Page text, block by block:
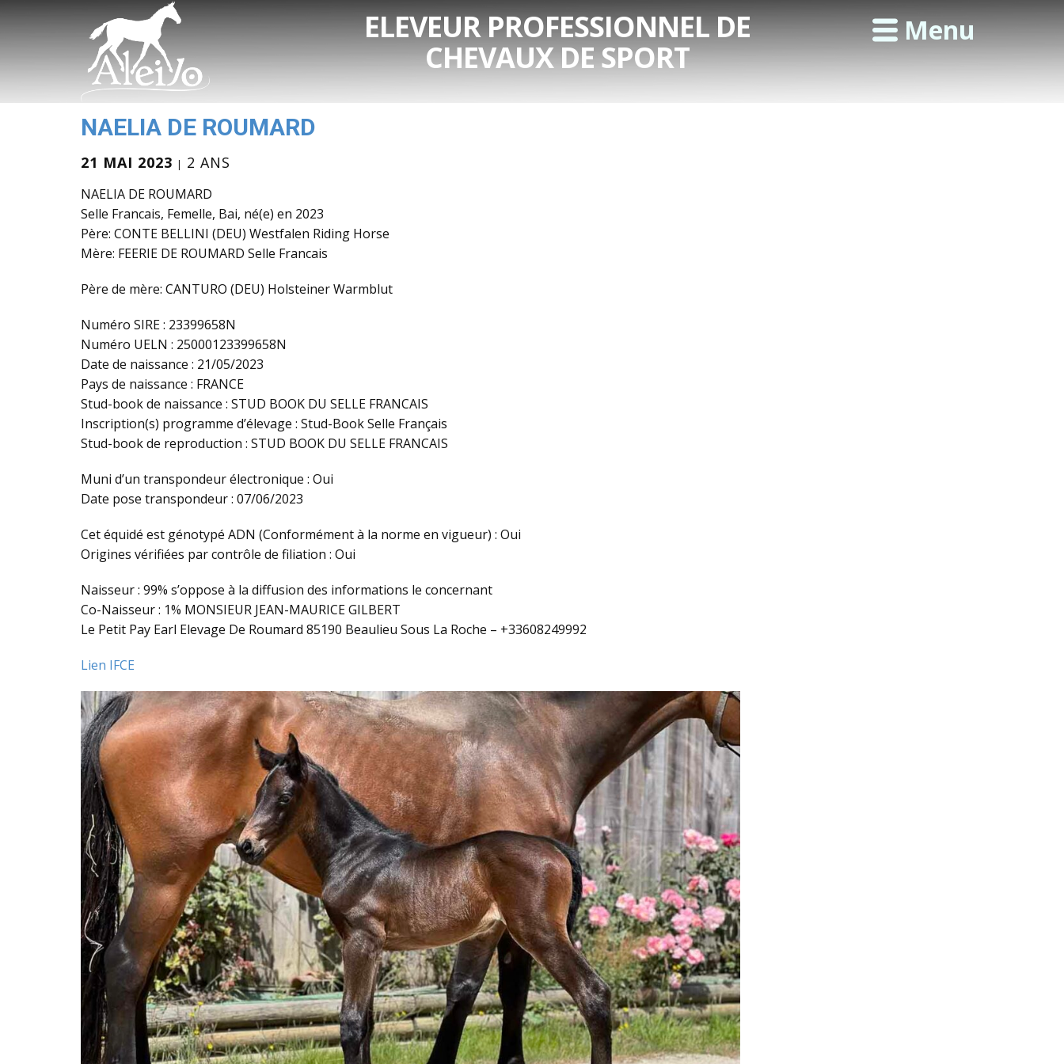
Menu
ELEVEUR PROFESSIONNEL DE
CHEVAUX DE SPORT
NAELIA DE ROUMARD
21 MAI 2023 2 ANS
NAELIA DE ROUMARD
Selle Francais, Femelle, Bai, né(e) en 2023
Père: CONTE BELLINI (DEU) Westfalen Riding Horse
Mère: FEERIE DE ROUMARD Selle Francais
Père de mère: CANTURO (DEU) Holsteiner Warmblut
Numéro SIRE : 23399658N
Numéro UELN : 25000123399658N
Date de naissance : 21/05/2023
Pays de naissance : FRANCE
Stud-book de naissance : STUD BOOK DU SELLE FRANCAIS
Inscription(s) programme d’élevage : Stud-Book Selle Français
Stud-book de reproduction : STUD BOOK DU SELLE FRANCAIS
Muni d’un transpondeur électronique : Oui
Date pose transpondeur : 07/06/2023
Cet équidé est génotypé ADN (Conformément à la norme en vigueur) : Oui
Origines vérifiées par contrôle de filiation : Oui
Naisseur : 99% s’oppose à la diffusion des informations le concernant
Co-Naisseur : 1% MONSIEUR JEAN-MAURICE GILBERT
Le Petit Pay Earl Elevage De Roumard 85190 Beaulieu Sous La Roche – +33608249992
Lien IFCE